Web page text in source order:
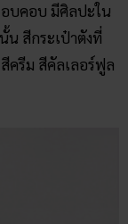
บคอบ มีศิลปะใน
น สีกระเป๋าตังที่
สีครีม สีคัลเลอร์ฟูล